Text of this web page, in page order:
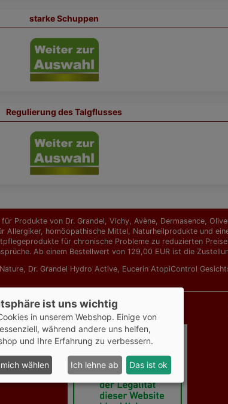
starke Schuppen
Regulierung des Talgflusses
Produkte von Dr. Grandel, Vichy, Avène, Dermasence,
homöopathische Mittel, Naturheilprodukte und
für chronische Probleme zu reduzierten
Ab einem Bestellwert von 129,00 EUR ist die
, Dr. Grandel Hydro Active, Eucerin AtopiControl
Geprüfte Sicherheit
ist uns wichtig
in unserem Webshop. Einige von
während andere uns helfen,
und Ihre Erfahrung zu verbessern.
wählen Ich lehne ab Das ist ok